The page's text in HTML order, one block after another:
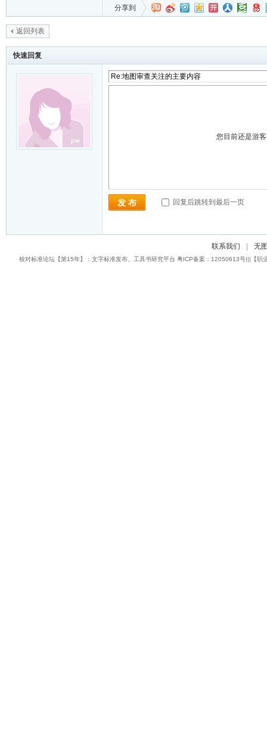
分享到
返回列表
快速回复
您目前还是游
发 布 回复后跳转到最后一页
联系我们 无
校对标准论坛【第15年】：文字标准发布、工具书研究平台 粤ICP备案：12050613号|||【